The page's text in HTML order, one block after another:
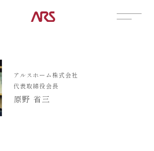
アルスホーム株式会社
代表取締役会長
原野 省三